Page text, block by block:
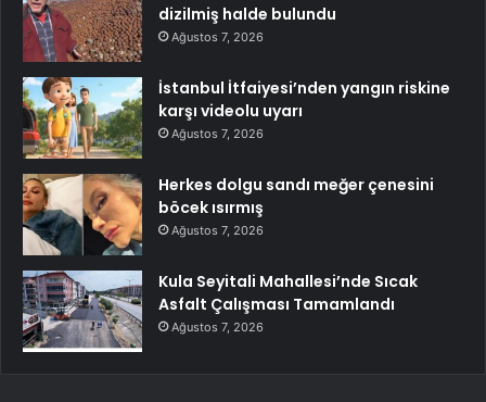
dizilmiş halde bulundu
Ağustos 7, 2026
İstanbul İtfaiyesi’nden yangın riskine
karşı videolu uyarı
Ağustos 7, 2026
Herkes dolgu sandı meğer çenesini
böcek ısırmış
Ağustos 7, 2026
Kula Seyitali Mahallesi’nde Sıcak
Asfalt Çalışması Tamamlandı
Ağustos 7, 2026